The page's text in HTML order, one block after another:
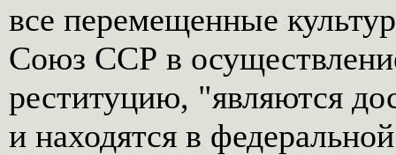
все перемещенные
Союз ССР в
реституцию, "являются
и находятся в